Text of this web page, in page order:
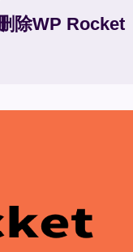
除WP Rocket